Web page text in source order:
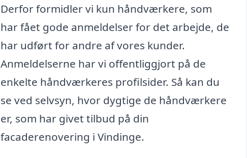
Derfor formidler vi kun håndværkere, som
har fået gode anmeldelser for det arbejde, de
har udført for andre af vores kunder.
Anmeldelserne har vi offentliggjort på de
enkelte håndværkeres profilsider. Så kan du
se ved selvsyn, hvor dygtige de håndværkere
er, som har givet tilbud på din
facaderenovering i Vindinge.